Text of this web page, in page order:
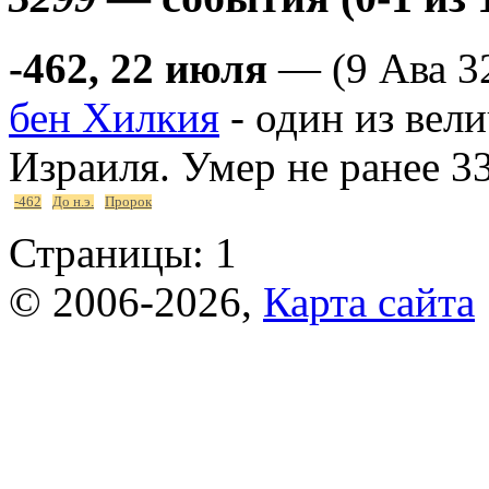
-462, 22 июля — (9 Ава
бен Хилкия - один из
Израиля. Умер не ранее
-462 До н.э. Пророк
Страницы: 1
© 2006-2026, Карта сайта